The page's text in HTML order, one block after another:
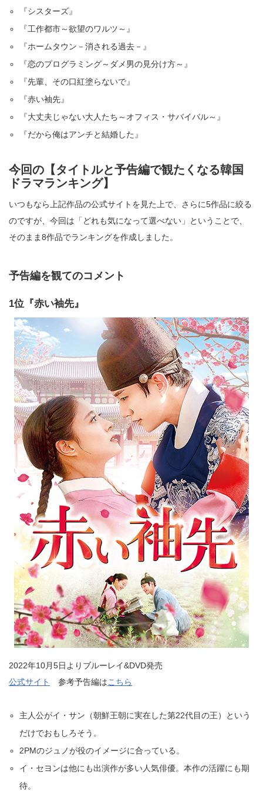
『シスターズ』
『工作都市～欲望のワルツ～』
『ホームタウン－消される過去－』
『恋のプログラミング～ダメ男の見分け方～』
『先輩、その口紅塗らないで』
『赤い袖先』
『大丈夫じゃない大人たち～オフィス・サバイバル～』
『だから俺はアンチと結婚した』
今回の【タイトルと予告編で観たくなる韓国
ドラマランキング】
いつもなら上記作品の公式サイトを見た上で、さらに5作品に絞る
のですが、今回は「どれも気になって選べない」ということで、
そのまま8作品でランキングを作成しました。
予告編を観てのコメント
1位『赤い袖先』
2022年10月5日よりブルーレイ&DVD発売
公式サイト
参考予告編はこちら
主人公がイ・サン（朝鮮王朝に実在した第22代目の王）という
だけでおもしろそう。
2PMのジュノが役のイメージに合っている。
イ・セヨンは他にも出演作が多い人気俳優。本作の活躍にも期
待。